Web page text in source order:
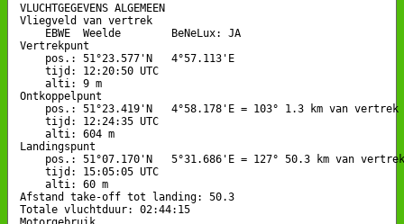
VLUCHTGEGEVENS ALGEMEEN
Vliegveld van vertrek
    EBWE  Weelde        BeNeLux: JA
Vertrekpunt
    pos.: 51°23.577'N   4°57.113'E
    tijd: 12:20:50 UTC
    alti: 9 m
Ontkoppelpunt
    pos.: 51°23.419'N   4°58.178'E = 103° 1.3 km van vertrek
    tijd: 12:24:35 UTC
    alti: 604 m
Landingspunt
    pos.: 51°07.170'N   5°31.686'E = 127° 50.3 km van vertrek
    tijd: 15:05:05 UTC
    alti: 60 m
Afstand take-off tot landing: 50.3
Totale vluchtduur: 02:44:15